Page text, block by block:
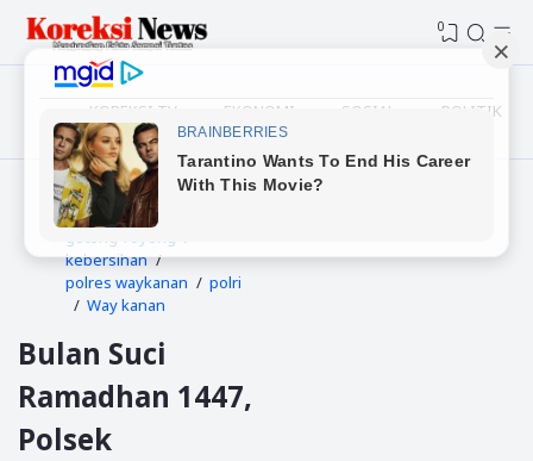
0
KOREKSI TV EKONOMI SOSIAL POLITIK
Beranda
gotong-royong
kebersihan
polres waykanan
polri
Way kanan
Bulan Suci
Ramadhan 1447,
Polsek